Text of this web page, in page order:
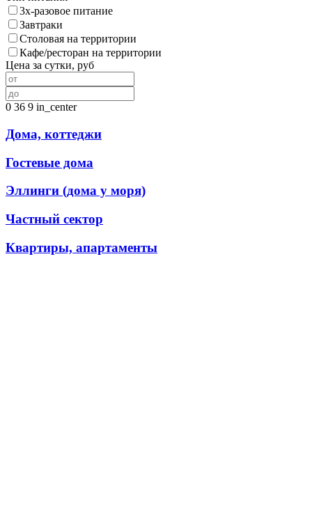
3х-разовое питание
Завтраки
Столовая на территории
Кафе/ресторан на территории
Цена за сутки, руб
0 36 9 in_center
Дома, коттеджи
Гостевые дома
Эллинги (дома у моря)
Частный сектор
Квартиры, апартаменты